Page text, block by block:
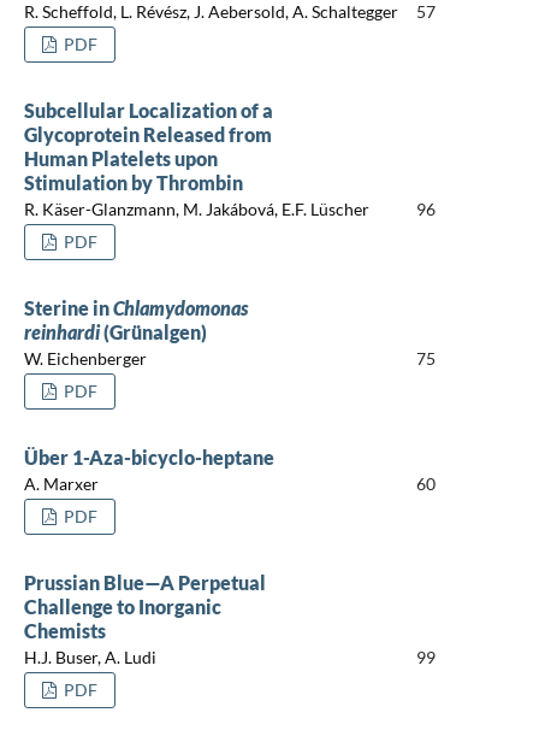
R. Scheffold, L. Révész, J. Aebersold, A. Schaltegger
57
PDF
Subcellular Localization of a
Glycoprotein Released from
Human Platelets upon
Stimulation by Thrombin
R. Käser-Glanzmann, M. Jakábová, E.F. Lüscher
96
PDF
Sterine inChlamydomonas
reinhardi(Grünalgen)
W. Eichenberger
75
PDF
Über 1-Aza-bicyclo-heptane
A. Marxer
60
PDF
Prussian Blue—A Perpetual
Challenge to Inorganic
Chemists
H.J. Buser, A. Ludi
99
PDF